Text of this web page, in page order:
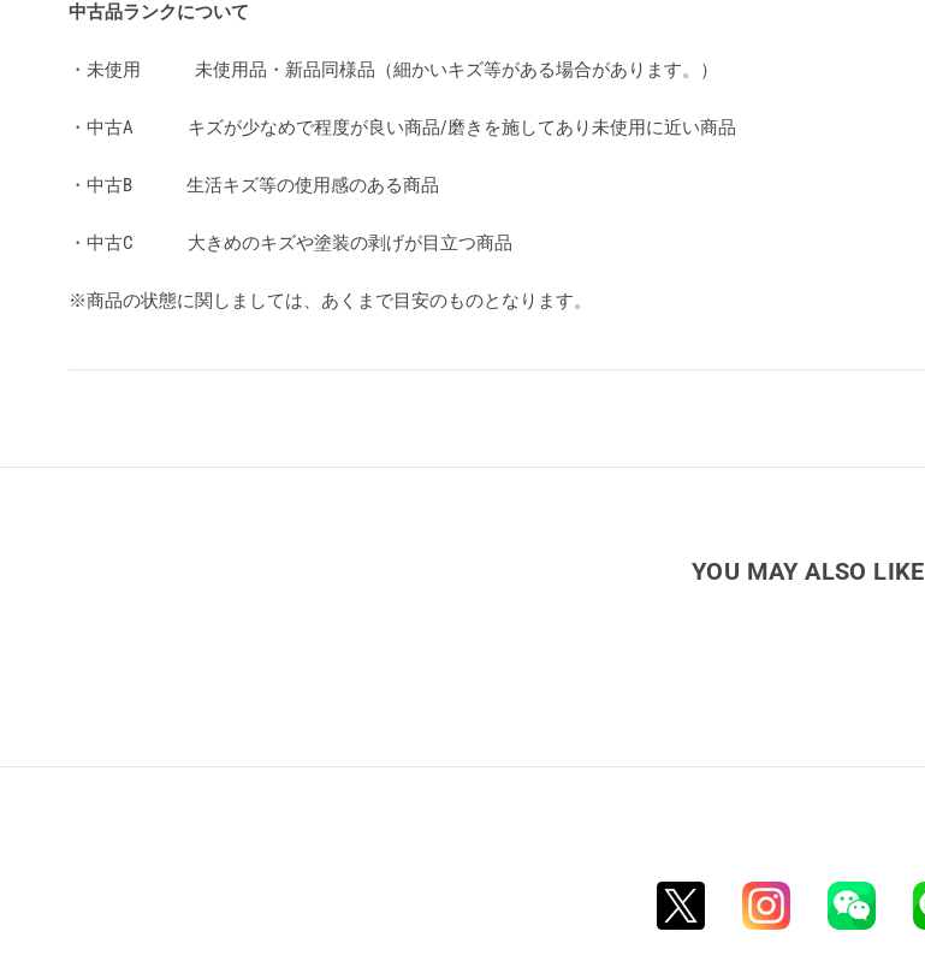
中古品ランクについて
・未使用 未使用品・新品同様品（細かいキズ等がある場合があります。）
・中古A キズが少なめで程度が良い商品/磨きを施してあり未使用に近い商品
・中古B 生活キズ等の使用感のある商品
・中古C 大きめのキズや塗装の剥げが目立つ商品
※商品の状態に関しましては、あくまで目安のものとなります。
YOU MAY ALSO LIKE